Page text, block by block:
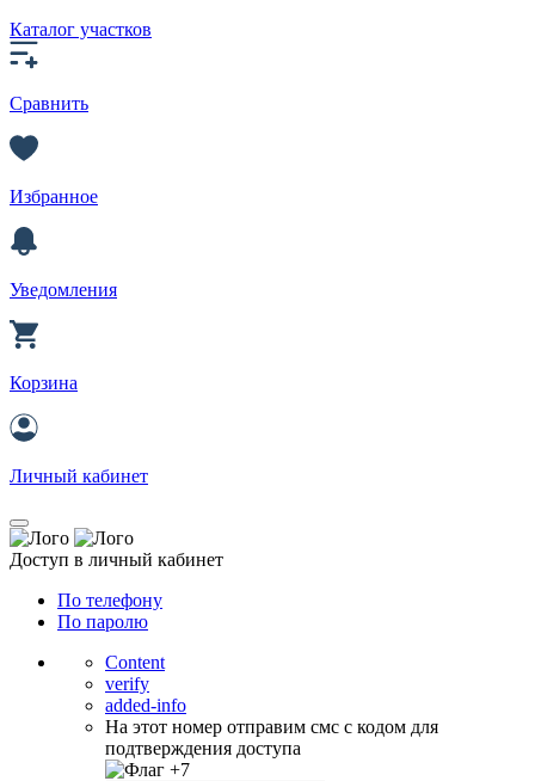
Каталог участков
Сравнить
Избранное
Уведомления
Корзина
Личный кабинет
Доступ в личный кабинет
По телефону
По паролю
Content
verify
added-info
На этот номер отправим смс с кодом для
подтверждения доступа
+7